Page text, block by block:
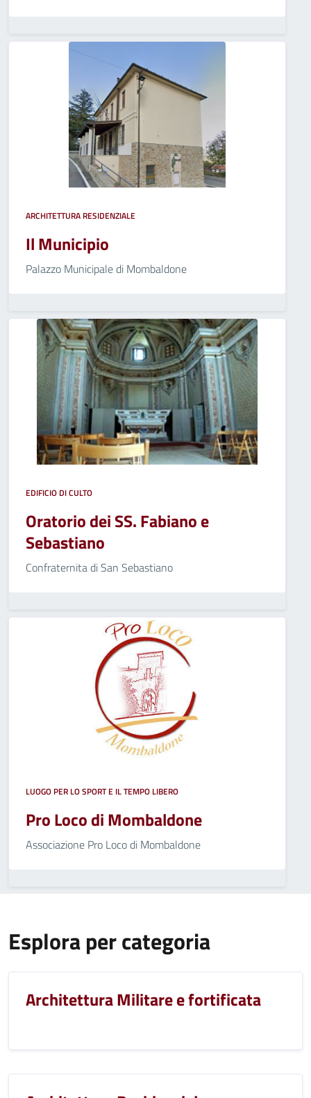
ARCHITETTURA RESIDENZIALE
Il Municipio
Palazzo Municipale di Mombaldone
EDIFICIO DI CULTO
Oratorio dei SS. Fabiano e
Sebastiano
Confraternita di San Sebastiano
LUOGO PER LO SPORT E IL TEMPO LIBERO
Pro Loco di Mombaldone
Associazione Pro Loco di Mombaldone
Esplora per categoria
Architettura Militare e fortificata